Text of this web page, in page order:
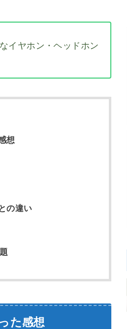
イヤホン・ヘッドホン
想
の違い
た感想